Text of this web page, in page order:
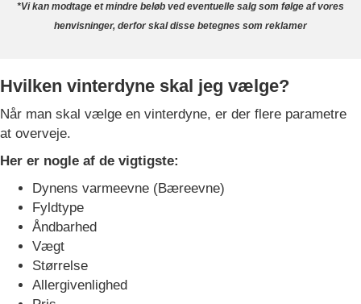
*Vi kan modtage et mindre beløb ved eventuelle salg som følge af vores
henvisninger, derfor skal disse betegnes som reklamer
Hvilken vinterdyne skal jeg vælge?
Når man skal vælge en vinterdyne, er der flere parametre
at overveje.
Her er nogle af de vigtigste:
Dynens varmeevne (Bæreevne)
Fyldtype
Åndbarhed
Vægt
Størrelse
Allergivenlighed